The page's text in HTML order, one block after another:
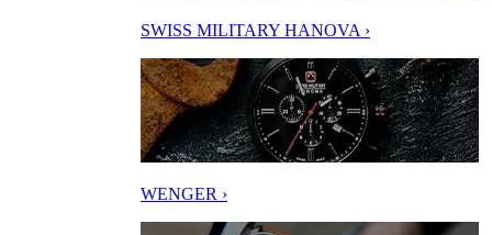
SWISS MILITARY HANOVA ›
WENGER ›